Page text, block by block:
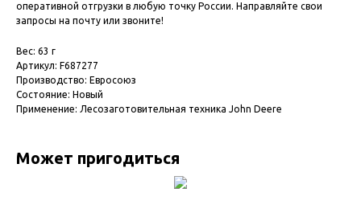
оперативной отгрузки в любую точку России. Направляйте свои
запросы на почту или звоните!
Вес: 63 г
Артикул: F687277
Производство: Евросоюз
Состояние: Новый
Применение: Лесозаготовительная техника John Deere
Может пригодиться